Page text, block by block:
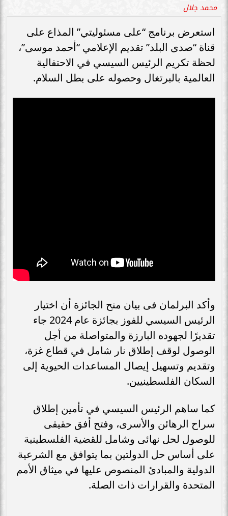
محمد جلال
استعرض برنامج “على مسئوليتي” المذاع على
قناة “صدى البلد” تقديم الإعلامي “أحمد موسى”،
لحظة تكريم الرئيس السيسي في الاحتفالية
العالمية بالبرتغال وحصوله على بطل السلام.
وأكد البرلمان فى بيان منح الجائزة أن اختيار
الرئيس السيسي للفوز بجائزة عام 2024 جاء
تقديرًا لجهوده البارزة والمتواصلة من أجل
الوصول لوقف إطلاق نار شامل في قطاع غزة،
وتقديم وتسهيل إيصال المساعدات الحيوية إلى
السكان الفلسطينيين.
كما ساهم الرئيس السيسي في تأمين إطلاق
سراح الرهائن والأسرى، وفتح أفق حقيقى
للوصول لحل نهائى وشامل للقضية الفلسطينية
على أساس حل الدولتين بما يتوافق مع الشرعية
الدولية والمبادئ المنصوص عليها في ميثاق الأمم
المتحدة والقرارات ذات الصلة.